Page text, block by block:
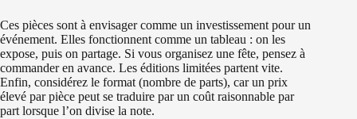
Ces pièces sont à envisager comme un investissement pour un
événement. Elles fonctionnent comme un tableau : on les
expose, puis on partage. Si vous organisez une fête, pensez à
commander en avance. Les éditions limitées partent vite.
Enfin, considérez le format (nombre de parts), car un prix
élevé par pièce peut se traduire par un coût raisonnable par
part lorsque l’on divise la note.